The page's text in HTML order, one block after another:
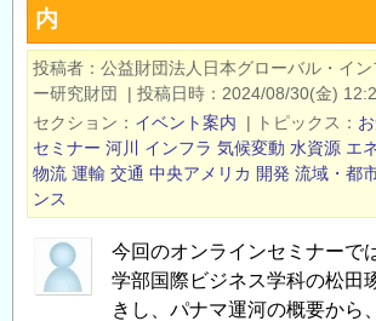
会
「令
和
年
度
地
発
明
内
投稿者
公益財団法人日本グローバル・イ
ー研究財団
| 投稿日時
2024/08/30(金)
セクション
イベント案内 | トピックス
セミナー 河川 インフラ 気候変動 水資源 エ
物流 運輸 交通 中央アメリカ 開発 流域・都
ンス
今回のオンラインセミナーで
学部国際ビジネス学科の松田
きし、パナマ運河の概要から